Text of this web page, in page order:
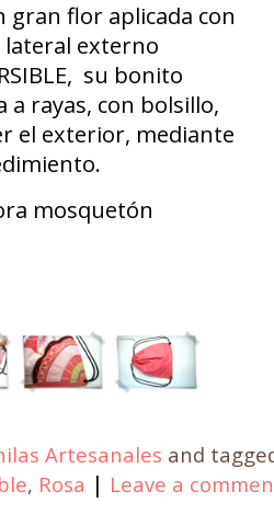
gran flor aplicada con
lateral externo
su bonito
rayas, con bolsillo,
el exterior, mediante
mosquetón
Artesanales and
, Rosa | Leave a